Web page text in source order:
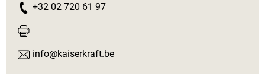
+32 02 720 61 97
info@kaiserkraft.be